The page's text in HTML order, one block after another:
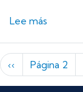
Lee más
Paginación
Página anterior
‹‹ Página 2